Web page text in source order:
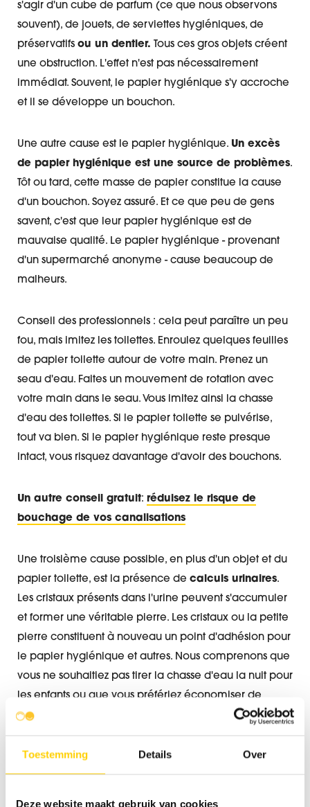
Toestemming Details Over
Deze website maakt gebruik van cookies
s'agir d'un cube de parfum (ce que nous observons
souvent), de jouets, de serviettes hygiéniques, de
préservatifs ou un dentier. Tous ces gros objets créent
une obstruction. L'effet n'est pas nécessairement
immédiat. Souvent, le papier hygiénique s'y accroche
et il se développe un bouchon.
Une autre cause est le papier hygiénique. Un excès
de papier hygiénique est une source de problèmes.
Tôt ou tard, cette masse de papier constitue la cause
d'un bouchon. Soyez assuré. Et ce que peu de gens
savent, c'est que leur papier hygiénique est de
mauvaise qualité. Le papier hygiénique - provenant
d'un supermarché anonyme - cause beaucoup de
malheurs.
Conseil des professionnels : cela peut paraître un peu
fou, mais imitez les toilettes. Enroulez quelques feuilles
de papier toilette autour de votre main. Prenez un
seau d'eau. Faites un mouvement de rotation avec
votre main dans le seau. Vous imitez ainsi la chasse
d'eau des toilettes. Si le papier toilette se pulvérise,
tout va bien. Si le papier hygiénique reste presque
intact, vous risquez davantage d'avoir des bouchons.
Un autre conseil gratuit: réduisez le risque de
bouchage de vos canalisations
Une troisième cause possible, en plus d'un objet et du
papier toilette, est la présence de calculs urinaires.
Les cristaux présents dans l'urine peuvent s'accumuler
et former une véritable pierre. Les cristaux ou la petite
pierre constituent à nouveau un point d'adhésion pour
le papier hygiénique et autres. Nous comprenons que
vous ne souhaitiez pas tirer la chasse d'eau la nuit pour
les enfants ou que vous préfériez économiser de
l'argent sur votre facture d'eau. Mais ce n'est vraiment
Vous pouvez donc déjà faire beaucoup vous-même